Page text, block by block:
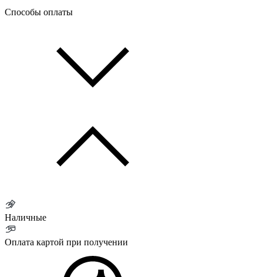
Способы оплаты
Наличные
Оплата картой при получении